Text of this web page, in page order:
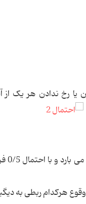
یا رخ ندادن هر یک از
با
هرکدام ربطی به